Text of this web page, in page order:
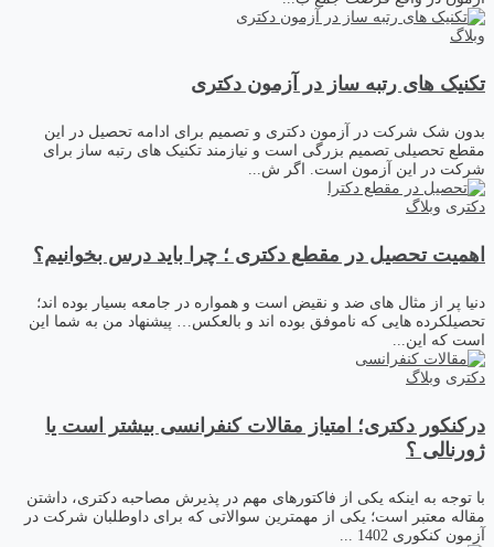
وبلاگ
تکنیک های رتبه ساز در آزمون دکتری
بدون شک شرکت در آزمون دکتری و تصمیم برای ادامه تحصیل در این
مقطع تحصیلی تصمیم بزرگی است و نیازمند تکنیک های رتبه ساز برای
شرکت در این آزمون است. اگر ش...
دکتری وبلاگ
اهمیت تحصیل در مقطع دکتری ؛ چرا باید درس بخوانیم؟
دنیا پر از مثال های ضد و نقیض است و همواره در جامعه بسیار بوده اند؛
تحصیلکرده هایی که ناموفق بوده اند و بالعکس… پیشنهاد من به شما این
است که این...
دکتری وبلاگ
درکنکور دکتری؛ امتیاز مقالات کنفرانسی بیشتر است یا
ژورنالی ؟
با توجه به اینکه یکی از فاکتورهای مهم در پذیرش مصاحبه دکتری، داشتن
مقاله معتبر است؛ یکی از مهمترین سوالاتی که برای داوطلبان شرکت در
آزمون کنکوری 1402 ...